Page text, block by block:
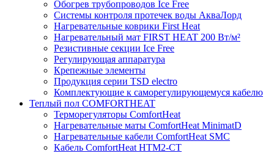
Обогрев трубопроводов Ice Free
Системы контроля протечек воды АкваЛорд
Нагревательные коврики First Heat
Нагревательный мат FIRST HEAT 200 Вт/м²
Резистивные секции Ice Free
Регулирующая аппаратура
Крепежные элементы
Продукция серии TSD electro
Комплектующие к саморегулирующемуся кабелю
Теплый пол COMFORTHEAT
Терморегуляторы ComfortHeat
Нагревательные маты ComfortHeat MinimatD
Нагревательные кабели ComfortHeat SMC
Кабель ComfortHeat HTM2-CT